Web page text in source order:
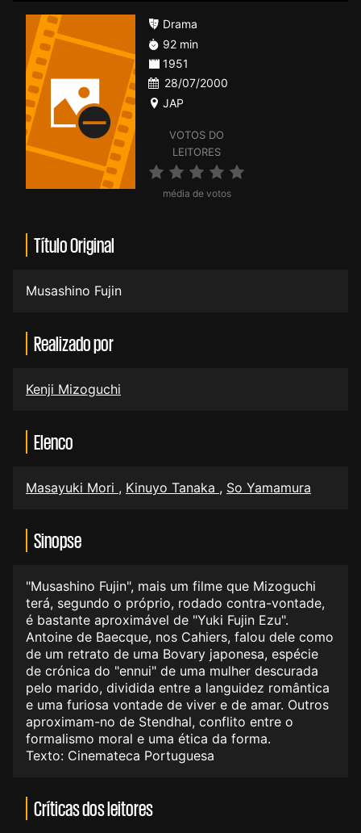
VOTOS DO
LEITORES
média de votos
Drama
92 min
1951
28/07/2000
JAP
Título Original
Musashino Fujin
Realizado por
Kenji Mizoguchi
Elenco
Masayuki Mori , Kinuyo Tanaka , So Yamamura
Sinopse
"Musashino Fujin", mais um filme que Mizoguchi
terá, segundo o próprio, rodado contra-vontade,
é bastante aproximável de "Yuki Fujin Ezu".
Antoine de Baecque, nos Cahiers, falou dele como
de um retrato de uma Bovary japonesa, espécie
de crónica do "ennui" de uma mulher descurada
pelo marido, dividida entre a languidez romântica
e uma furiosa vontade de viver e de amar. Outros
aproximam-no de Stendhal, conflito entre o
formalismo moral e uma ética da forma.
Texto: Cinemateca Portuguesa
Críticas dos leitores